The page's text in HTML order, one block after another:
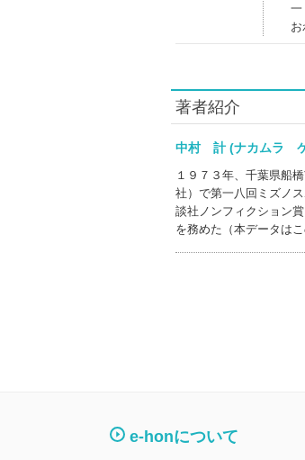
著者紹介
中村 計 (ナカム
１９７３年、千葉県船
社）で第一八回ミズノ
談社ノンフィクション
を務めた（本データは
e-honについて